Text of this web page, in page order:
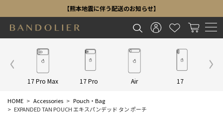
【熊本地震に伴う配送のお知らせ】
17 Pro Max 17 Pro Air 17
HOME Accessories
Pouch・Bag
EXPANDED TAN POUCH エキスパンデッド タン ポーチ